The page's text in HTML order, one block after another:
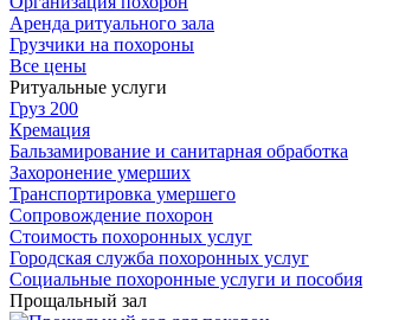
Аренда ритуального зала
Грузчики на похороны
Все цены
Ритуальные услуги
Груз 200
Кремация
Бальзамирование и санитарная обработка
Захоронение умерших
Транспортировка умершего
Сопровождение похорон
Стоимость похоронных услуг
Городская служба похоронных услуг
Социальные похоронные услуги и пособия
Прощальный зал